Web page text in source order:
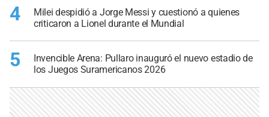
4
Milei despidió a Jorge Messi y cuestionó a quienes
criticaron a Lionel durante el Mundial
5
Invencible Arena: Pullaro inauguró el nuevo estadio de
los Juegos Suramericanos 2026